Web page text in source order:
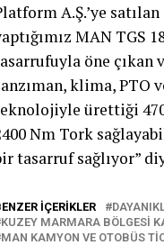
A.Ş.’ye
MAN TGS
öne
klima, PTO
ürettiği 470
Nm Tork
tasarruf sağlıyor”
İÇERIKLER
KUZEY MARMARA BÖLGESI
MAN KAMYON VE OTOBÜS